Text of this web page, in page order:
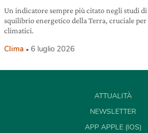
Un indicatore sempre più citato negli studi
squilibrio energetico della Terra, cruciale
climatici.
Clima 6 luglio 2026
ATTUALITÀ
NEWSLETTER
APP APPLE (IOS)